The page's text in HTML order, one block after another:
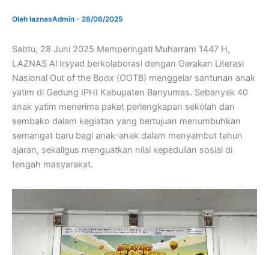
Oleh laznasAdmin - 28/06/2025
Sabtu, 28 Juni 2025 Memperingati Muharram 1447 H,
LAZNAS Al Irsyad berkolaborasi dengan Gerakan Literasi
Nasional Out of the Boox (OOTB) menggelar santunan anak
yatim di Gedung IPHI Kabupaten Banyumas. Sebanyak 40
anak yatim menerima paket perlengkapan sekolah dan
sembako dalam kegiatan yang bertujuan menumbuhkan
semangat baru bagi anak-anak dalam menyambut tahun
ajaran, sekaligus menguatkan nilai kepedulian sosial di
tengah masyarakat.